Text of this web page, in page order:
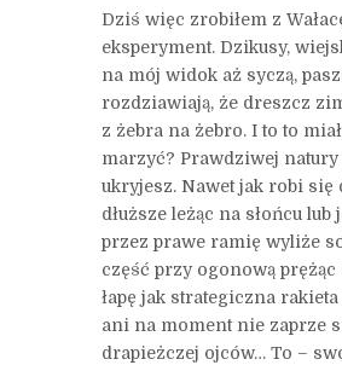
Dziś więc zrobiłem z
eksperyment. Dzikusy,
na mój widok aż syczą,
rozdziawiają, że dreszcz
z żebra na żebro. I to to
marzyć? Prawdziwej
ukryjesz. Nawet jak robi się
dłuższe leżąc na słońcu lub
przez prawe ramię wyliże
część przy ogonową prężąc
łapę jak strategiczna rakieta
ani na moment nie zaprze
drapieżczej ojców… To –